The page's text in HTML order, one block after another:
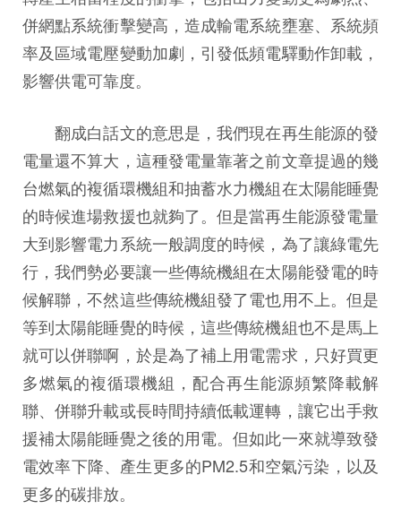
併網點系統衝擊變高，造成輸電系統壅塞、系統頻
率及區域電壓變動加劇，引發低頻電驛動作卸載，
影響供電可靠度。
翻成白話文的意思是，我們現在再生能源的發
電量還不算大，這種發電量靠著之前文章提過的幾
台燃氣的複循環機組和抽蓄水力機組在太陽能睡覺
的時候進場救援也就夠了。但是當再生能源發電量
大到影響電力系統一般調度的時候，為了讓綠電先
行，我們勢必要讓一些傳統機組在太陽能發電的時
候解聯，不然這些傳統機組發了電也用不上。但是
等到太陽能睡覺的時候，這些傳統機組也不是馬上
就可以併聯啊，於是為了補上用電需求，只好買更
多燃氣的複循環機組，配合再生能源頻繁降載解
聯、併聯升載或長時間持續低載運轉，讓它出手救
援補太陽能睡覺之後的用電。但如此一來就導致發
電效率下降、產生更多的PM2.5和空氣污染，以及
更多的碳排放。